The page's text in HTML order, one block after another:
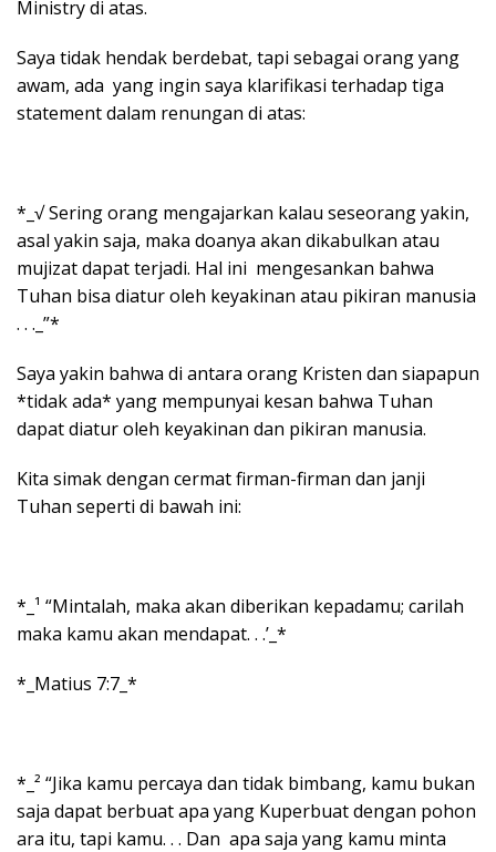
Ministry di atas.
Saya tidak hendak berdebat, tapi sebagai orang yang
awam, ada yang ingin saya klarifikasi terhadap tiga
statement dalam renungan di atas:
*_√ Sering orang mengajarkan kalau seseorang yakin,
asal yakin saja, maka doanya akan dikabulkan atau
mujizat dapat terjadi. Hal ini mengesankan bahwa
Tuhan bisa diatur oleh keyakinan atau pikiran manusia
. . ._”*
Saya yakin bahwa di antara orang Kristen dan siapapun
*tidak ada* yang mempunyai kesan bahwa Tuhan
dapat diatur oleh keyakinan dan pikiran manusia.
Kita simak dengan cermat firman-firman dan janji
Tuhan seperti di bawah ini:
*_¹ “Mintalah, maka akan diberikan kepadamu; carilah
maka kamu akan mendapat. . .’_*
*_Matius 7:7_*
*_² “Jika kamu percaya dan tidak bimbang, kamu bukan
saja dapat berbuat apa yang Kuperbuat dengan pohon
ara itu, tapi kamu. . . Dan apa saja yang kamu minta